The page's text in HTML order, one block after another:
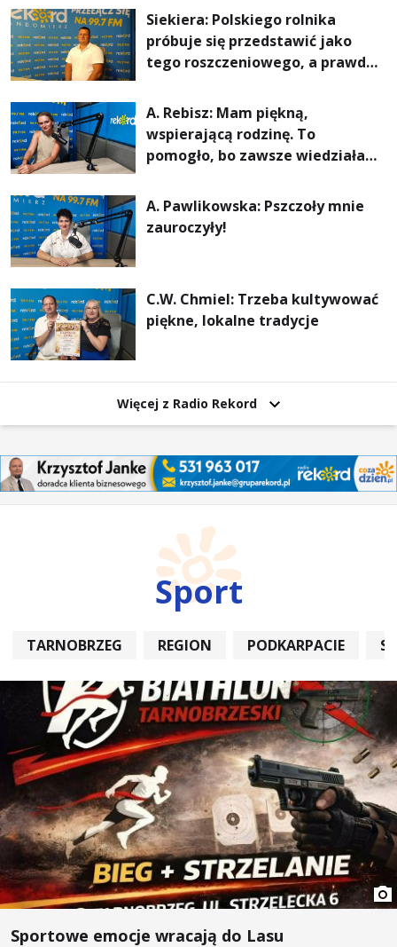
rachunki za energię, lepszy
komfort życia i... czystsze
powietrze
Siekiera: Polskiego rolnika
próbuje się przedstawić jako
tego roszczeniowego, a prawda
A. Rebisz: Mam piękną,
wspierającą rodzinę. To
pomogło, bo zawsze wiedziałam,
najważniejsza
A. Pawlikowska: Pszczoły mnie
zauroczyły!
C.W. Chmiel: Trzeba kultywować
piękne, lokalne tradycje
Więcej z Radio Rekord
Sport
TARNOBRZEG REGION PODKARPACIE
Sportowe emocje wracają do Lasu